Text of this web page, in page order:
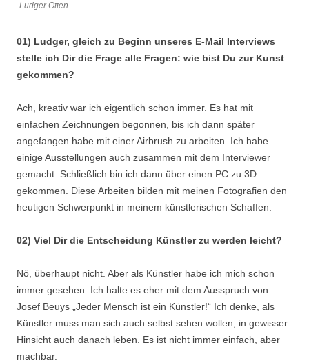
Ludger Otten
01) Ludger, gleich zu Beginn unseres E-Mail Interviews
stelle ich Dir die Frage alle Fragen: wie bist Du zur Kunst
gekommen?
Ach, kreativ war ich eigentlich schon immer. Es hat mit
einfachen Zeichnungen begonnen, bis ich dann später
angefangen habe mit einer Airbrush zu arbeiten. Ich habe
einige Ausstellungen auch zusammen mit dem Interviewer
gemacht. Schließlich bin ich dann über einen PC zu 3D
gekommen. Diese Arbeiten bilden mit meinen Fotografien den
heutigen Schwerpunkt in meinem künstlerischen Schaffen.
02) Viel Dir die Entscheidung Künstler zu werden leicht?
Nö, überhaupt nicht. Aber als Künstler habe ich mich schon
immer gesehen. Ich halte es eher mit dem Ausspruch von
Josef Beuys „Jeder Mensch ist ein Künstler!“ Ich denke, als
Künstler muss man sich auch selbst sehen wollen, in gewisser
Hinsicht auch danach leben. Es ist nicht immer einfach, aber
machbar.